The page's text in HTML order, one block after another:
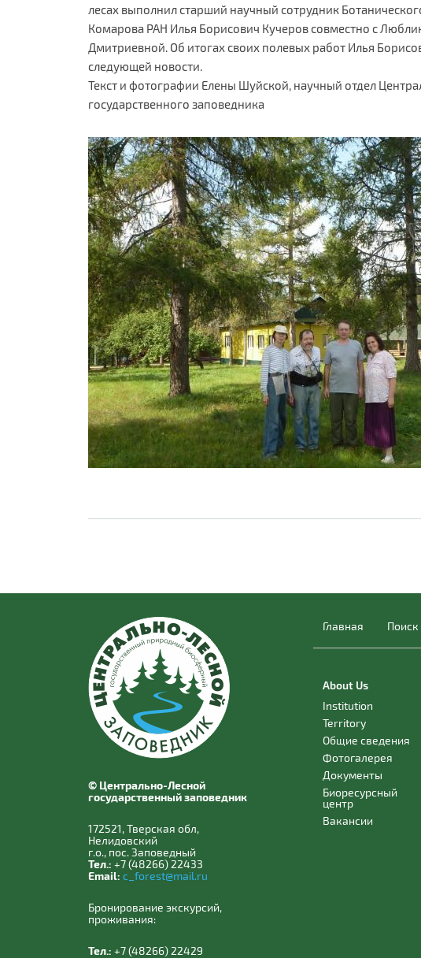
лесах выполнил старший научный сотрудник
Комарова РАН Илья Борисович Кучеров совместно с
Дмитриевной. Об итогах своих полевых работ Илья
следующей новости.
Текст и фотографии Елены Шуйской, научный отдел
государственного заповедника
© Центрально-Лесной
государственный заповедник
172521, Тверская обл,
Нелидовский
г.о., пос. Заповедный
Тел.: +7 (48266) 22433
Email: c_forest@mail.ru
Бронирование экскурсий,
проживания:
Тел.: +7 (48266) 22429
Главная Поиск
About Us
Institution
Territory
Общие сведения
Фотогалерея
Документы
Биоресурсный
центр
Вакансии